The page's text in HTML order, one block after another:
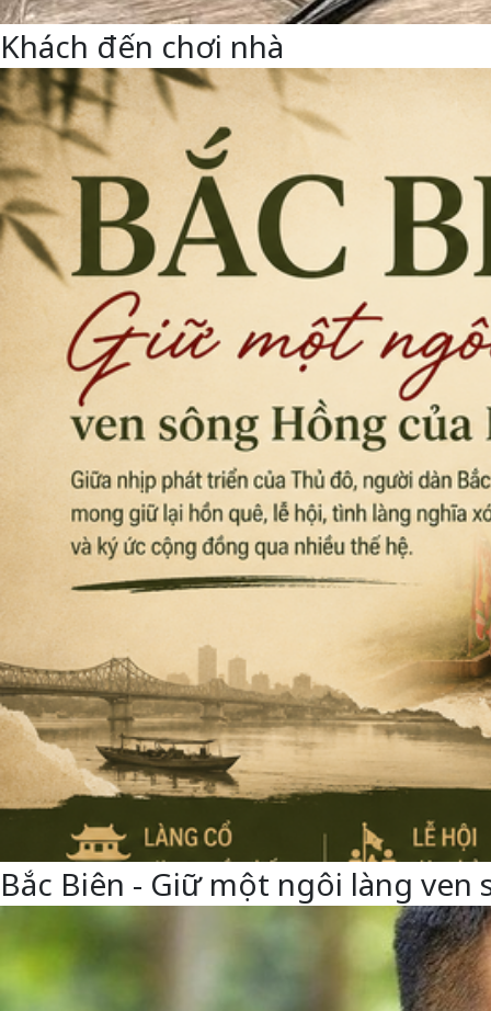
Khách đến chơi nhà
Bắc Biên - Giữ một ngôi làng ven